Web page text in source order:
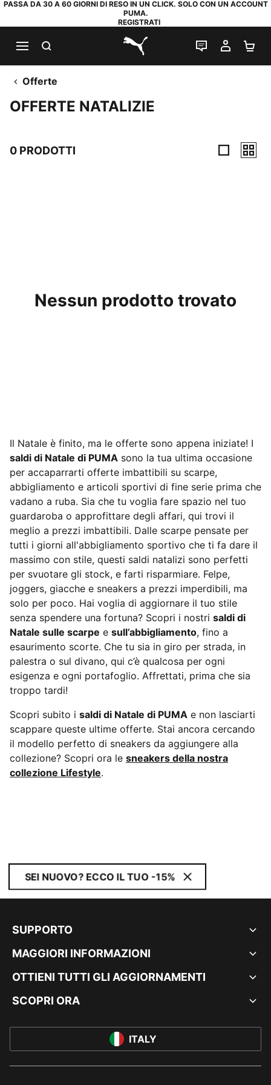
PASSA DA 30 A 60 GIORNI DI RESO IN UN CLICK. SOLO CON UN ACCOUNT
PUMA.
REGISTRATI
PUMA.com
CHAT IL MIO
Offerte
OFFERTE NATALIZIE
0 PRODOTTI
Nessun prodotto trovato
Il Natale è finito, ma le offerte sono appena iniziate! I
saldi di Natale di PUMA sono la tua ultima occasione
per accaparrarti offerte imbattibili su scarpe,
abbigliamento e articoli sportivi di fine serie prima che
vadano a ruba. Sia che tu voglia fare spazio nel tuo
guardaroba o approfittare degli affari, qui trovi il
meglio a prezzi imbattibili. Dalle scarpe pensate per
tutti i giorni all'abbigliamento sportivo che ti fa dare il
massimo con stile, questi saldi natalizi sono perfetti
per svuotare gli stock, e farti risparmiare. Felpe,
joggers, giacche e sneakers a prezzi imperdibili, ma
solo per poco. Hai voglia di aggiornare il tuo stile
senza spendere una fortuna? Scopri i nostri saldi di
Natale sulle scarpe e sull’abbigliamento, fino a
esaurimento scorte. Che tu sia in giro per strada, in
palestra o sul divano, qui c’è qualcosa per ogni
esigenza e ogni portafoglio. Affrettati, prima che sia
troppo tardi!
Scopri subito i saldi di Natale di PUMA e non lasciarti
scappare queste ultime offerte. Stai ancora cercando
il modello perfetto di sneakers da aggiungere alla
collezione? Scopri ora le sneakers della nostra
collezione Lifestyle.
SEI NUOVO? ECCO IL TUO -15%
SUPPORTO
MAGGIORI INFORMAZIONI
OTTIENI TUTTI GLI AGGIORNAMENTI
SCOPRI ORA
ITALY